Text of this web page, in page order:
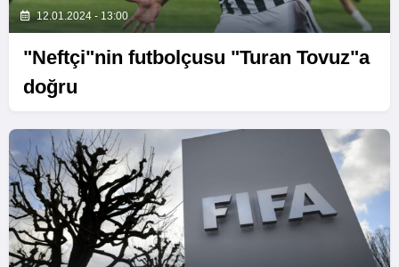
12.01.2024 - 13:00
"Neftçi"nin futbolçusu "Turan Tovuz"a
doğru